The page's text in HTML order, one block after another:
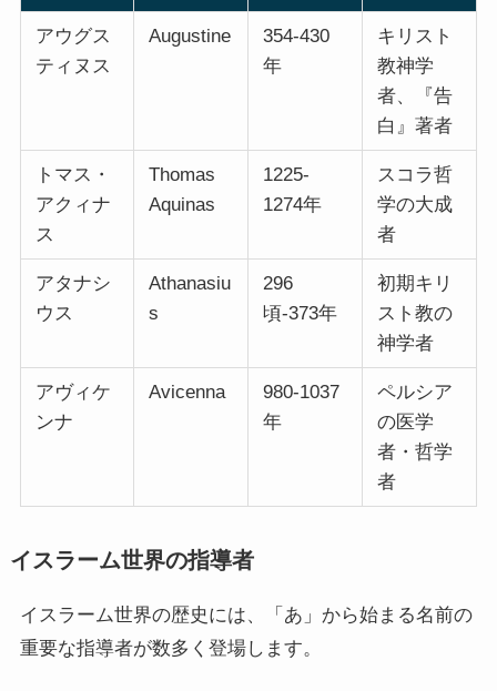
アウグス
ティヌス
Augustine
354-430
年
キリスト
教神学
者、『告
白』著者
トマス・
アクィナ
ス
Thomas
Aquinas
1225-
1274年
スコラ哲
学の大成
者
アタナシ
ウス
Athanasiu
s
296
頃-373年
初期キリ
スト教の
神学者
アヴィケ
ンナ
Avicenna
980-1037
年
ペルシア
の医学
者・哲学
者
イスラーム世界の指導者
イスラーム世界の歴史には、「あ」から始まる名前の
重要な指導者が数多く登場します。